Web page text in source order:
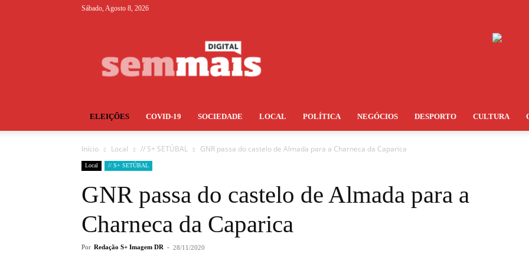
Sábado, Agosto 8, 2026
ELEIÇÕES COVID-19 SOCIEDADE LOCAL POLÍTICA NEGÓCIOS DESPORTO CULTURA
Início Local // S+ SETÚBAL GNR passa do castelo de Almada para a Charneca da Caparica
Local // S+ SETÚBAL
GNR passa do castelo de Almada para a
Charneca da Caparica
Por Redação S+ Imagem DR - 28/11/2020